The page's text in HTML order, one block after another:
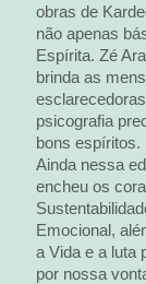
obras de
não apenas
Espírita. Zé
brinda as
psicografia
bons espíritos.
Ainda nessa
encheu os
Emocional,
a Vida e a luta
por nossa